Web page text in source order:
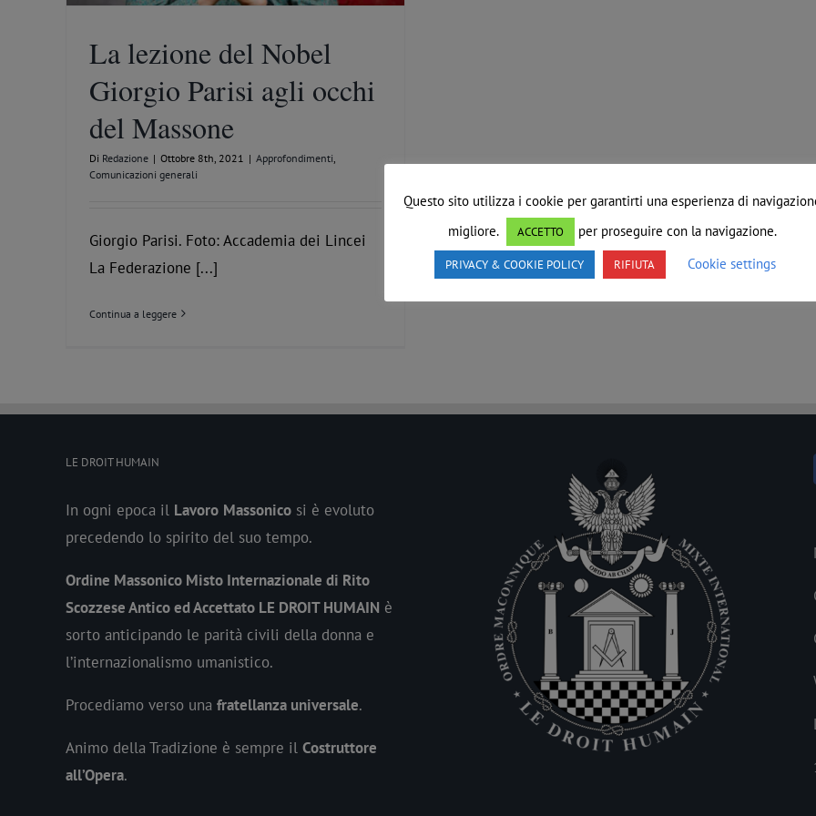
La lezione del Nobel
Giorgio Parisi agli occhi
del Massone
Di Redazione | Ottobre 8th, 2021 | Approfondimenti
Comunicazioni generali
Giorgio Parisi. Foto: Accademia dei Lincei
La Federazione [...]
Continua a leggere
LE DROIT HUMAIN
In ogni epoca il Lavoro Massonico si è evoluto
precedendo lo spirito del suo tempo.
Ordine Massonico Misto Internazionale di Rito
Scozzese Antico ed Accettato LE DROIT HUMAIN è
sorto anticipando le parità civili della donna e
l’internazionalismo umanistico.
Procediamo verso una fratellanza universale.
Animo della Tradizione è sempre il Costruttore
all’Opera.
Questo sito utilizza i cookie per garantirti una esperienza di
migliore.
ACCETTO per proseguire con la navigazione.
PRIVACY & COOKIE POLICY RIFIUTA Cookie settings